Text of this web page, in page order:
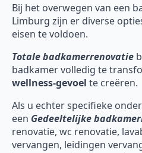
Bij het overwegen van een
Limburg zijn er diverse
eisen te voldoen.
Totale badkamerrenovatie
badkamer volledig te
wellness-gevoel te creëren.
Als u echter specifieke
een Gedeeltelijke
renovatie, wc renovatie,
vervangen, leidingen